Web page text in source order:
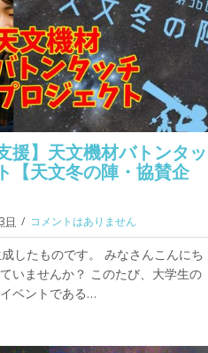
援】天文機材バトンタッ
【天文冬の陣・協賛企
日 コメントはありません
したものです。 みなさんこんにち
いませんか？ このたび、大学生の
ベントである…